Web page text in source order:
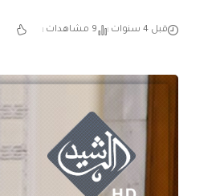
قبل 4 سنوات 9 مشاهدات